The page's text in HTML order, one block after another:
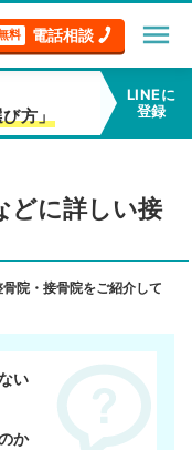
料 電話相談 menu
方」
LINEに
登録
どに詳しい接
院・接骨院をご紹介して
い
か